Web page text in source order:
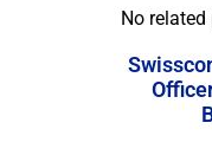
No related